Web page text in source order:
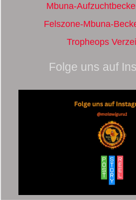
Mbuna-
Felszone-Mbuna-
Tropheops
Folge uns auf